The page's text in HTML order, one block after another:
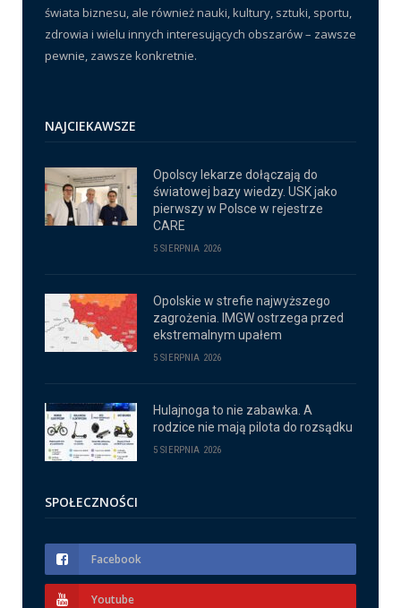
świata biznesu, ale również nauki, kultury, sztuki, sportu,
zdrowia i wielu innych interesujących obszarów – zawsze
pewnie, zawsze konkretnie.
NAJCIEKAWSZE
Opolscy lekarze dołączają do
światowej bazy wiedzy. USK jako
pierwszy w Polsce w rejestrze
CARE
5 SIERPNIA 2026
Opolskie w strefie najwyższego
zagrożenia. IMGW ostrzega przed
ekstremalnym upałem
5 SIERPNIA 2026
Hulajnoga to nie zabawka. A
rodzice nie mają pilota do rozsądku
5 SIERPNIA 2026
SPOŁECZNOŚCI
Facebook
Youtube